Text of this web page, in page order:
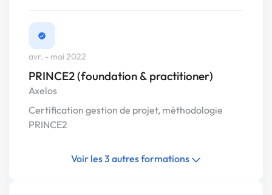
avr. - mai 2022
PRINCE2 (foundation & practitioner)
Axelos
Certification gestion de projet, méthodologie
PRINCE2
Voir les 3 autres formations